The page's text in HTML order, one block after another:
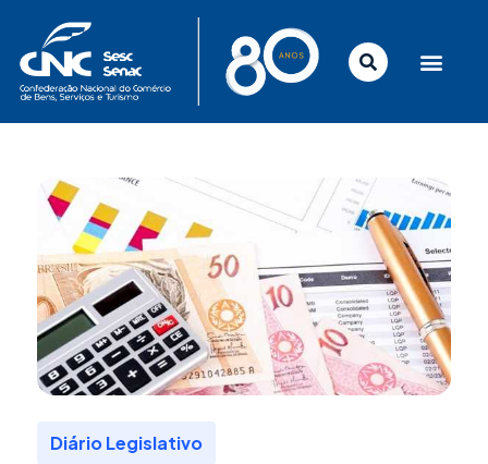
conteúdo
Diário Legislativo